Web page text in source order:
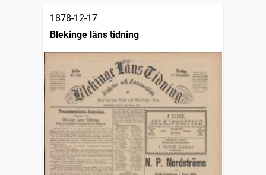
1878-12-17
Blekinge läns tidning